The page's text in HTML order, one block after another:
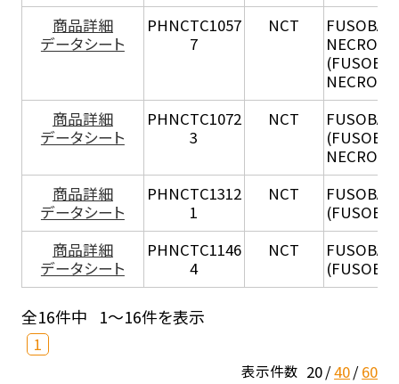
商品詳細
データシート
PHNCTC1057
7
NCT
商品詳細
データシート
PHNCTC1072
3
NCT
商品詳細
データシート
PHNCTC1312
1
NCT
商品詳細
データシート
PHNCTC1146
4
NCT
全16件中 1～16件を表示
1
表示件数 20 40 60